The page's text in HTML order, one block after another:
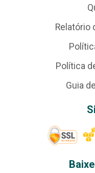
Relatório
Política
Guia